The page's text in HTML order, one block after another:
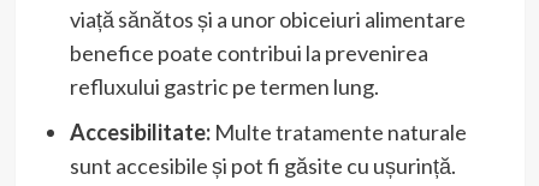
viață sănătos și a unor obiceiuri alimentare
benefice poate contribui la prevenirea
refluxului gastric pe termen lung.
Accesibilitate:Multe tratamente naturale
sunt accesibile și pot fi găsite cu ușurință.